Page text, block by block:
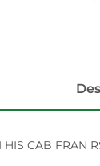
HIS CAB FRAN